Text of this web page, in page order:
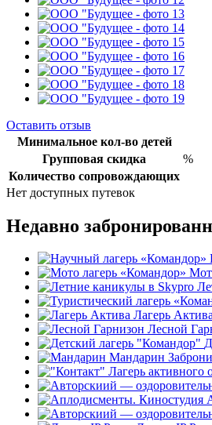
Оставить отзыв
Минимальное кол-во детей
Групповая скидка
%
Количество сопровождающих
Нет доступных путевок
Недавно
Лагерь
Лесной
Мандарин